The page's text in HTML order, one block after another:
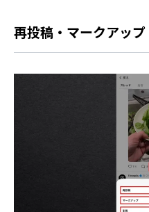
再投稿・マークアッ